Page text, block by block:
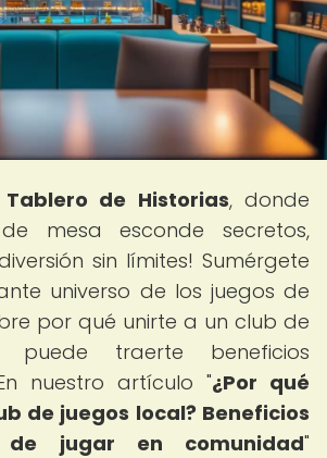
Tablero de Historias, donde
mesa esconde secretos,
sin límites! Sumérgete
universo de los juegos de
por qué unirte a un club de
puede traerte beneficios
nuestro artículo "¿Por qué
de juegos local? Beneficios
de jugar en comunidad"